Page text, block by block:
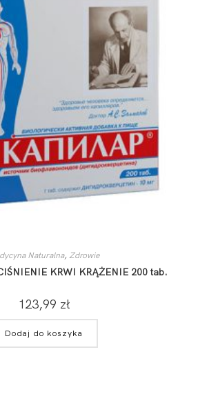
Naturalna,Zdrowie
KRWI KRĄŻENIE 200 tab.
123,99 zł
Dodaj do koszyka